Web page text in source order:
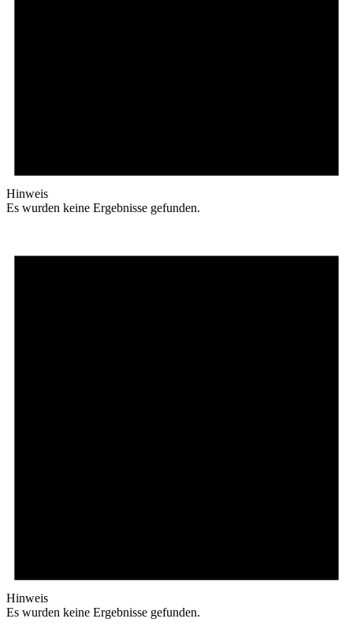
Hinweis
Es wurden keine Ergebnisse gefunden.
Hinweis
Es wurden keine Ergebnisse gefunden.